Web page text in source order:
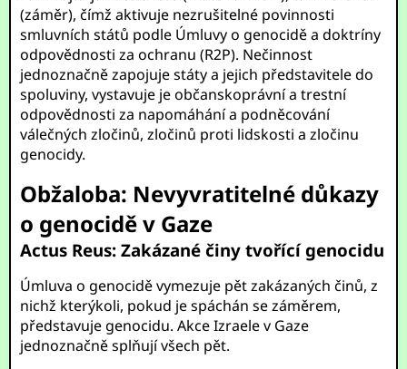
(záměr), čímž aktivuje nezrušitelné povinnosti
smluvních států podle Úmluvy o genocidě a doktríny
odpovědnosti za ochranu (R2P). Nečinnost
jednoznačně zapojuje státy a jejich představitele do
spoluviny, vystavuje je občanskoprávní a trestní
odpovědnosti za napomáhání a podněcování
válečných zločinů, zločinů proti lidskosti a zločinu
genocidy.
Obžaloba: Nevyvratitelné důkazy
o genocidě v Gaze
Actus Reus: Zakázané činy tvořící genocidu
Úmluva o genocidě vymezuje pět zakázaných činů, z
nichž kterýkoli, pokud je spáchán se záměrem,
představuje genocidu. Akce Izraele v Gaze
jednoznačně splňují všech pět.